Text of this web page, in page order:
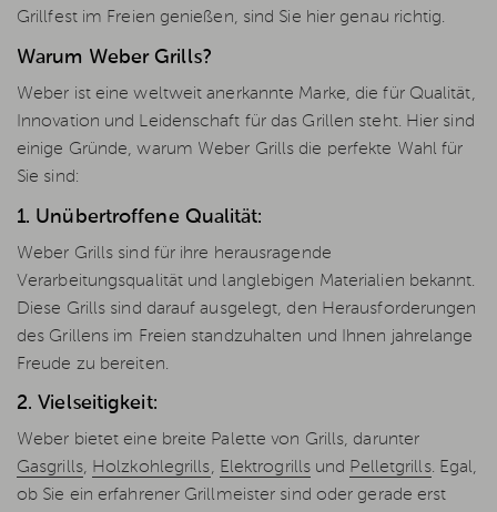
Grillfest im Freien genießen, sind Sie hier genau richtig.
Warum Weber Grills?
Weber ist eine weltweit anerkannte Marke, die für Qualität,
Innovation und Leidenschaft für das Grillen steht. Hier sind
einige Gründe, warum Weber Grills die perfekte Wahl für
Sie sind:
1. Unübertroffene Qualität:
Weber Grills sind für ihre herausragende
Verarbeitungsqualität und langlebigen Materialien bekannt.
Diese Grills sind darauf ausgelegt, den Herausforderungen
des Grillens im Freien standzuhalten und Ihnen jahrelange
Freude zu bereiten.
2. Vielseitigkeit:
Weber bietet eine breite Palette von Grills, darunter
Gasgrills, Holzkohlegrills, Elektrogrillsund Pelletgrills. Egal,
ob Sie ein erfahrener Grillmeister sind oder gerade erst